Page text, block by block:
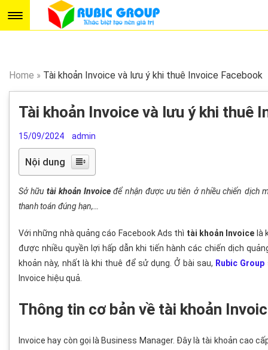
Home » Tài khoản Invoice và lưu ý khi thuê Invoice Facebook
Tài khoản Invoice và lưu ý khi thuê
15/09/2024 admin
Nội dung
Sở hữu tài khoản Invoice để nhận được ưu tiên ở nhiều chiến dịch
thanh toán đúng hạn,…
Với những nhà quảng cáo Facebook Ads thì tài khoản Invoice là
được nhiều quyền lợi hấp dẫn khi tiến hành các chiến dịch
khoản này, nhất là khi thuê để sử dụng. Ở bài sau, Rubic Group
Invoice hiệu quả.
Thông tin cơ bản về tài khoản
Invoice hay còn gọi là Business Manager. Đây là tài khoản cao